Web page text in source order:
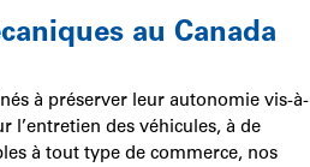
au Canada
à préserver leur autonomie vis-à-
l’entretien des véhicules, à de
à tout type de commerce, nos